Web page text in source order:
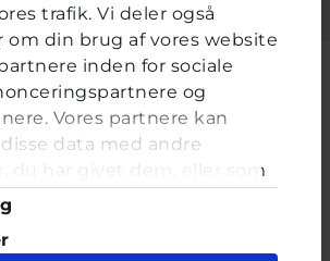
trafik. Vi deler også
om din brug af vores website
inden for sociale
og
Vores partnere kan
data med andre
du har givet dem, eller som
fra din brug af deres
samtykker til vores cookies,
med at anvende vores
på nettet for dig op til 25 år. Du kan skrive til
eller bare hænge ud, og læse med. I Cyberhus
og har du brug for en voksen, vil vi gerne lytte